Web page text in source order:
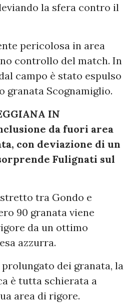
la sfera contro il
pericolosa in area
controllo del match. In
campo è stato espulso
Scognamiglio.
IN
da fuori area
con deviazione di un
Fulignati sul
tra Gondo e
90 granata viene
da un ottimo
azzurra.
prolungato dei granata, la
è tutta schierata a
area di rigore.